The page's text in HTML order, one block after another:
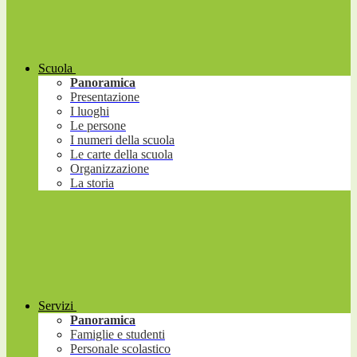
Scuola
Panoramica
Presentazione
I luoghi
Le persone
I numeri della scuola
Le carte della scuola
Organizzazione
La storia
Servizi
Panoramica
Famiglie e studenti
Personale scolastico